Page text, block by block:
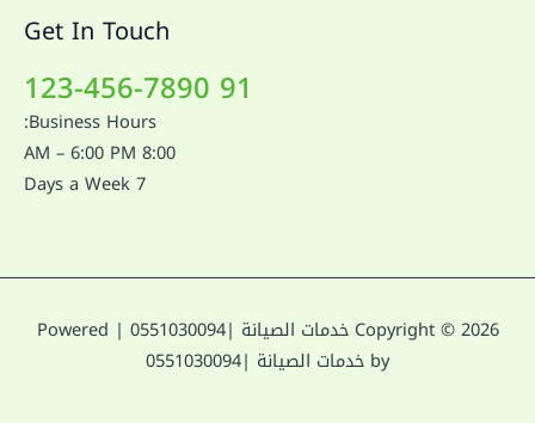
Get In Touch
91 123-456-7890
Business Hours:
8:00 AM – 6:00 PM
7 Days a Week
Copyright © 2026 خدمات الصيانة |0551030094 | Powered
by خدمات الصيانة |0551030094